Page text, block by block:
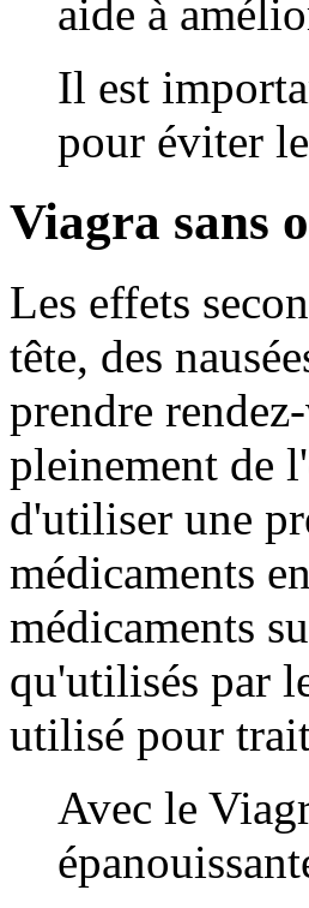
aide à
Il est
pour éviter
Viagra sans
Les effets
tête, des
prendre
pleinement de
d'utiliser une
médicaments
médicaments
qu'utilisés par
utilisé pour
Avec le